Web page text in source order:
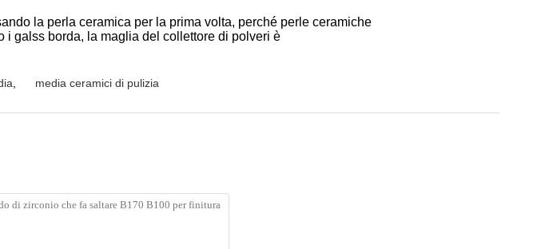
la perla ceramica per la prima volta, perché perle ceramiche
galss borda, la maglia del collettore di polveri è
media ceramici di pulizia